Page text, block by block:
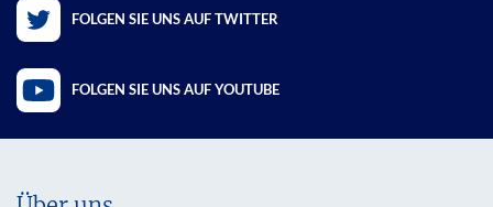
FOLGEN SIE UNS AUF TWITTER
FOLGEN SIE UNS AUF YOUTUBE